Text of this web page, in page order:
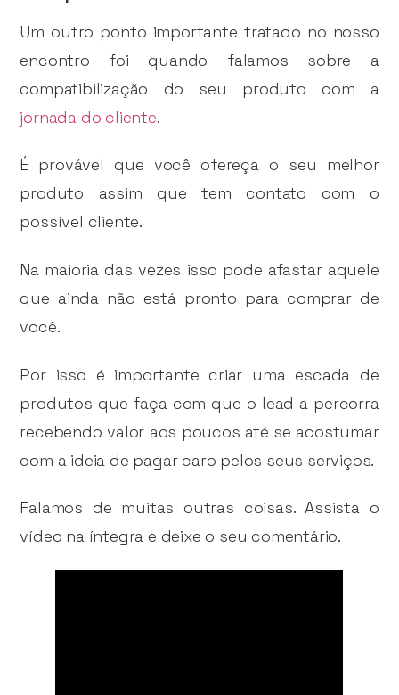
Um outro ponto importante tratado no nosso
encontro foi quando falamos sobre a
compatibilização do seu produto com a
jornada do cliente.
É provável que você ofereça o seu melhor
produto assim que tem contato com o
possível cliente.
Na maioria das vezes isso pode afastar aquele
que ainda não está pronto para comprar de
você.
Por isso é importante criar uma escada de
produtos que faça com que o lead a percorra
recebendo valor aos poucos até se acostumar
com a ideia de pagar caro pelos seus serviços.
Falamos de muitas outras coisas. Assista o
vídeo na íntegra e deixe o seu comentário.